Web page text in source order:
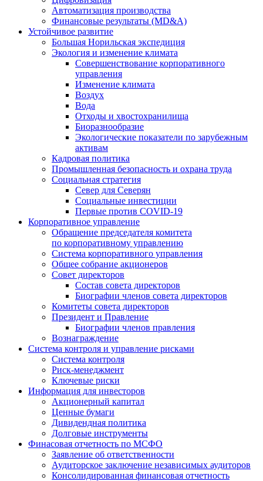
Автоматизация производства
Финансовые результаты (MD&A)
Устойчивое развитие
Большая Норильская экспедиция
Экология и изменение климата
Совершенствование корпоративного
управления
Изменение климата
Воздух
Вода
Отходы и хвостохранилища
Биоразнообразие
Экологические показатели по зарубежным
активам
Кадровая политика
Промышленная безопасность и охрана труда
Социальная стратегия
Север для Северян
Социальные инвестиции
Первые против COVID‑19
Корпоративное управление
Обращение председателя комитета
по корпоративному управлению
Система корпоративного управления
Общее собрание акционеров
Совет директоров
Состав совета директоров
Биографии членов совета директоров
Комитеты совета директоров
Президент и Правление
Биографии членов правления
Вознаграждение
Система контроля и управление рисками
Система контроля
Риск-менеджмент
Ключевые риски
Информация для инвесторов
Акционерный капитал
Ценные бумаги
Дивидендная политика
Долговые инструменты
Финасовая отчетность по МСФО
Заявление об ответственности
Аудиторское заключение независимых аудиторов
Консолидированная финансовая отчетность